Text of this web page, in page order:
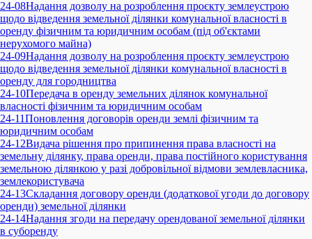
24-08Надання дозволу на розроблення проєкту землеустрою
щодо відведення земельної ділянки комунальної власності в
оренду фізичним та юридичним особам (під об'єктами
нерухомого майна)
24-09Надання дозволу на розроблення проєкту землеустрою
щодо відведення земельної ділянки комунальної власності в
оренду для городництва
24-10Передача в оренду земельних ділянок комунальної
власності фізичним та юридичним особам
24-11Поновлення договорів оренди землі фізичним та
юридичним особам
24-12Видача рішення про припинення права власності на
земельну ділянку, права оренди, права постійного користування
земельною ділянкою у разі добровільної відмови землевласника,
землекористувача
24-13Складання договору оренди (додаткової угоди до договору
оренди) земельної ділянки
24-14Надання згоди на передачу орендованої земельної ділянки
в суборенду